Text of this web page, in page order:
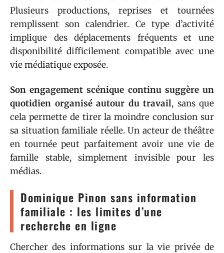
Plusieurs productions, reprises et tournées
remplissent son calendrier. Ce type d’activité
implique des déplacements fréquents et une
disponibilité difficilement compatible avec une
vie médiatique exposée.
Son engagement scénique continu suggère un
quotidien organisé autour du travail, sans que
cela permette de tirer la moindre conclusion sur
sa situation familiale réelle. Un acteur de théâtre
en tournée peut parfaitement avoir une vie de
famille stable, simplement invisible pour les
médias.
Dominique Pinon sans information
familiale : les limites d’une
recherche en ligne
Chercher des informations sur la vie privée de